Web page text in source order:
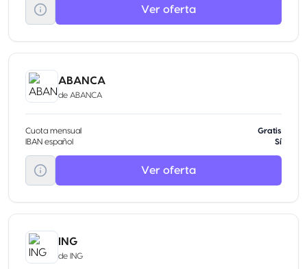
Ver oferta
ABANCA
de ABANCA
Cuota mensual
Gratis
IBAN español
Sí
Ver oferta
ING
de ING